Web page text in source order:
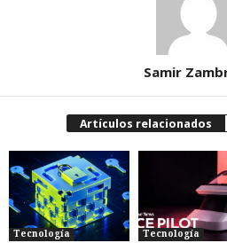
Samir
Artículos relacionados
Tecnología Tecnología